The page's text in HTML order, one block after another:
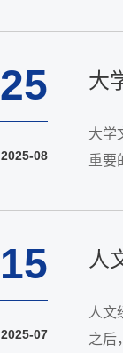
25
2025-08
大
大学
重要
15
2025-07
人
人文
之后